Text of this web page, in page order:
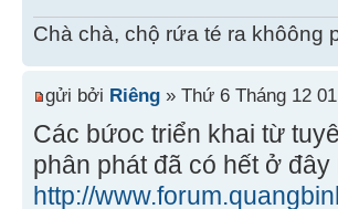
Chà chà, chộ rứa té ra khôông
gửi bởi Riêng » Thứ 6 Tháng 12
Các bứoc triển khai từ
phân phát đã có hết ở đây
http://